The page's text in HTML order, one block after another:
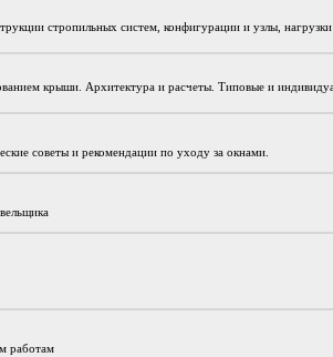
стропильных систем, конфигурации и узлы,
крыши. Архитектура и расчеты. Типовые и
советы и рекомендации по уходу за окнами.
работам